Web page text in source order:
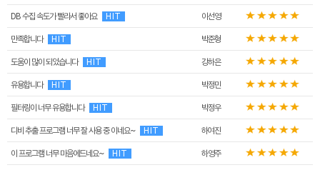
DB 수집 속도가 빨라서 좋아요 HIT 이선영
만족합니다 HIT 박준형
도움이 많이 되었습니다 HIT 강하은
유용합니다 HIT 박정민
필터링이 너무 유용합니다 HIT 박정우
디비 추출 프로그램 너무 잘 사용 중 이네요~ HIT 하여진
이 프로그램 너무 마음에드네요~ HIT 하영주